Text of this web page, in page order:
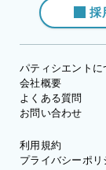
採
パティシエントに
会社概要
よくある質問
お問い合わせ
利用規約
プライバシーポリ